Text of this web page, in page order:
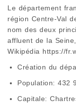
Le département
région Centre-Val
nom des deux
affluent de la
Wikipédia https://
Création du
Population: 432
Capitale: